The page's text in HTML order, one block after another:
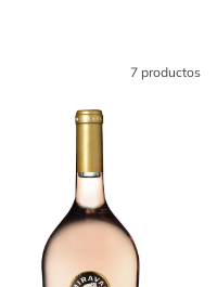
7 productos